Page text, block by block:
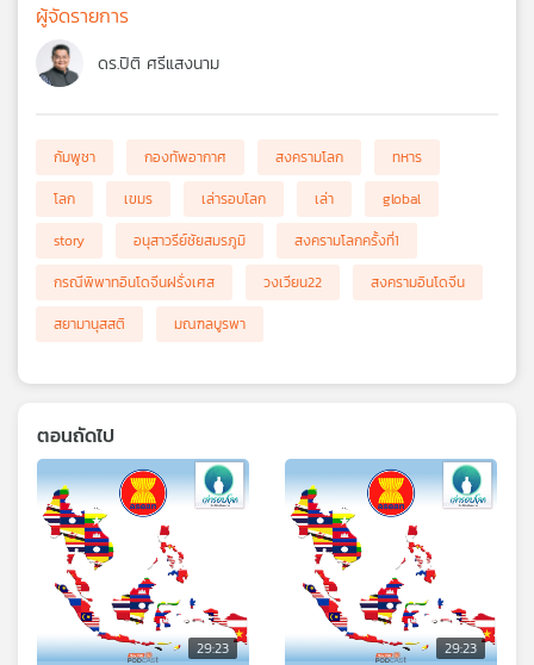
ผู้จัดรายการ
ดร.ปิติ ศรีแสงนาม
กัมพูชา กองทัพอากาศ สงครามโลก
ทหาร
โลก
เขมร เล่ารอบโลก เล่า
global
story
อนุสาวรีย์ชัยสมรภูมิ
สงครามโลกครั้งที่1
กรณีพิพาทอินโดจีนฝรั่งเศส
วงเวียน22
สงครามอินโดจีน
สยามานุสสติ
มณฑลบูรพา
ตอนถัดไป
29:23 29:23